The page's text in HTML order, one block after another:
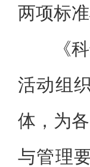
两项标
《
活动组
体，为
与管理